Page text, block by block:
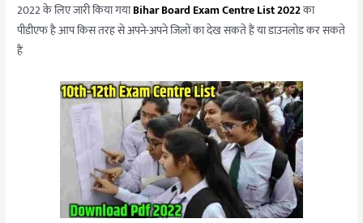
2022 के लिए जारी किया गयाBihar Board Exam Centre List 2022का
पीडीएफ है आप किस तरह से अपने-अपने जिलों का देख सकते हैं या डाउनलोड कर सकते
हैं